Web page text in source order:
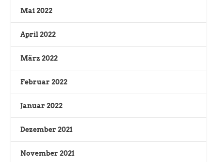
Mai 2022
April 2022
März 2022
Februar 2022
Januar 2022
Dezember 2021
November 2021